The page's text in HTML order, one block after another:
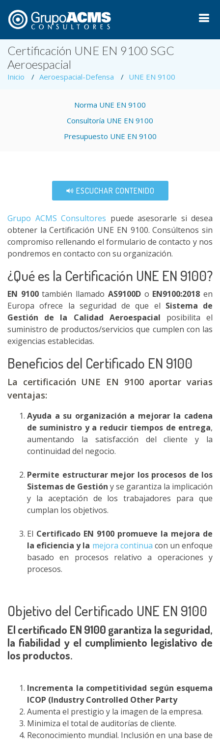
Certificación UNE EN 9100 SGC
Aeroespacial
Inicio Aeroespacial-Defensa UNE EN 9100
Norma UNE EN 9100
Consultoría UNE EN 9100
Presupuesto UNE EN 9100
ESCUCHAR CONTENIDO
Grupo ACMS Consultores puede asesorarle si desea
obtener la Certificación UNE EN 9100. Consúltenos sin
compromiso rellenando el formulario de contacto y nos
pondremos en contacto con su organización.
¿Qué es la Certificación UNE EN 9100?
EN 9100también llamado AS9100Do EN9100:2018 en
Europa ofrece la seguridad de que el Sistema de
Gestión de la Calidad Aeroespacial posibilita el
suministro de productos/servicios que cumplen con las
exigencias establecidas.
Beneficios del Certificado EN 9100
La certificación UNE EN 9100 aportar varias
ventajas:
Ayuda a su organización a mejorar la cadena
de suministro y a reducir tiempos de entrega,
aumentando la satisfacción del cliente y la
continuidad del negocio.
Permite estructurar mejor los procesos de los
Sistemas de Gestión y se garantiza la implicación
y la aceptación de los trabajadores para que
cumplan los objetivos.
El Certificado EN 9100 promueve la mejora de
la eficiencia y la mejora continua con un enfoque
basado en procesos relativo a operaciones y
procesos.
Objetivo del Certificado UNE EN 9100
El certificado EN 9100 garantiza la seguridad,
la fiabilidad y el cumplimiento legislativo de
los productos.
Incrementa la competitividad según esquema
ICOP (Industry Controlled Other Party
Aumenta el prestigio y la imagen de la empresa.
Minimiza el total de auditorías de cliente.
Reconocimiento mundial. Inclusión en una base de